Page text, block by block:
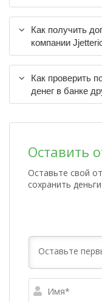
Как получить
компании
Как проверить
денег в банке
Оставить
Оставьте свой
сохранить